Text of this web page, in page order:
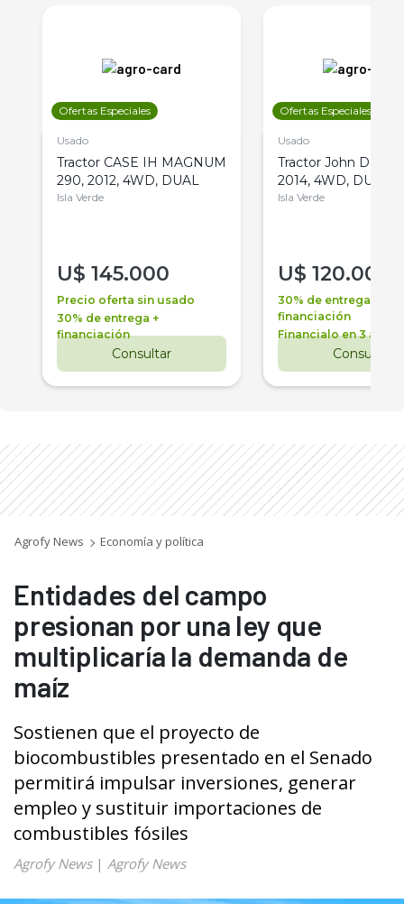
Ofertas Especiales
Usado
Tractor CASE IH MAGNUM
290, 2012, 4WD, DUAL
Isla Verde
U$ 145.000
Precio oferta sin usado
30% de entrega +
financiación
Consultar
Ofertas Especiales
Usado
Tractor John Deere
2014, 4WD, DUAL
Isla Verde
U$ 120.000
30% de entrega +
financiación
Financialo en 3 años
Consultar
Agrofy News Economía y política
Entidades del campo
presionan por una ley que
multiplicaría la demanda de
maíz
Sostienen que el proyecto de
biocombustibles presentado en el Senado
permitirá impulsar inversiones, generar
empleo y sustituir importaciones de
combustibles fósiles
Agrofy News| Agrofy News